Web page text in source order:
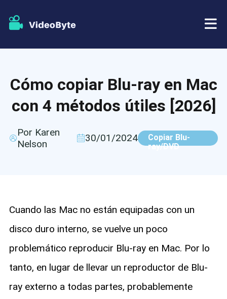
Extractor de BD-DVD
Reproductor Blu-ray
Copia Blu-ray
Almacenar
Apoyo
Cómo copiar Blu-ray en Mac
con 4 métodos útiles [2026]
Por Karen
Nelson
30/01/2024
Copiar Blu-
ray/DVD
Cuando las Mac no están equipadas con un
disco duro interno, se vuelve un poco
problemático reproducir Blu-ray en Mac. Por lo
tanto, en lugar de llevar un reproductor de Blu-
ray externo a todas partes, probablemente